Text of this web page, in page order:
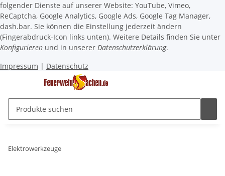
folgender Dienste auf unserer Website: YouTube, Vimeo,
ReCaptcha, Google Analytics, Google Ads, Google Tag Manager,
dash.bar. Sie können die Einstellung jederzeit ändern
(Fingerabdruck-Icon links unten). Weitere Details finden Sie unter
Konfigurieren und in unserer Datenschutzerklärung.
Impressum | Datenschutz
Elektrowerkzeuge